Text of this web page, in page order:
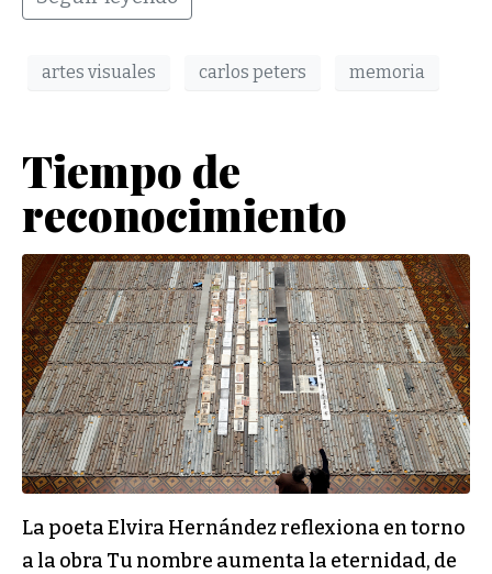
artes visuales carlos peters memoria
Tiempo de
reconocimiento
La poeta Elvira Hernández reflexiona en torno
a la obra Tu nombre aumenta la eternidad, de